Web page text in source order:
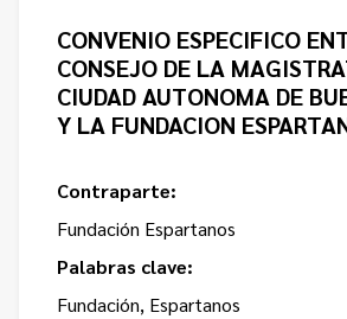
CONVENIO ESPECIFICO
CONSEJO DE LA
CIUDAD AUTONOMA DE
Y LA FUNDACION
Contraparte:
Fundación Espartanos
Palabras clave:
Fundación, Espartanos